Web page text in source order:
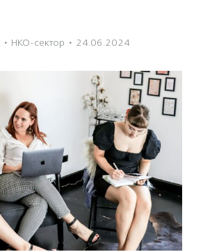
· НКО-сектор · 24.06.2024